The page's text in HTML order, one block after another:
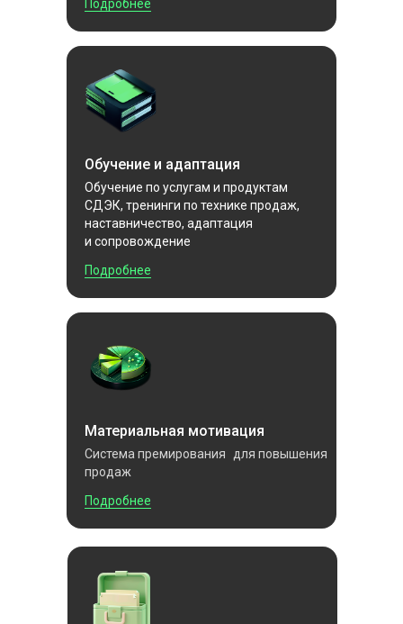
Обучение и адаптация
Обучение по услугам и продуктам
СДЭК, тренинги по технике продаж,
наставничество, адаптация
и сопровождение
Материальная мотивация
Система премирования для повышения
продаж
Подробнее
Подробнее
Подробнее